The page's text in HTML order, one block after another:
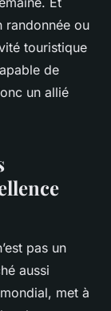
randonnée ou
touristique
de
un allié
pas un
aussi
met à